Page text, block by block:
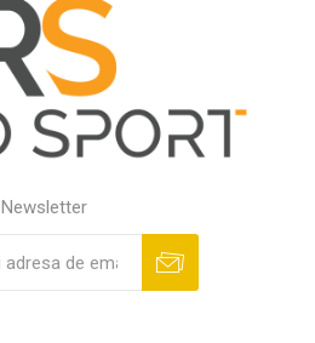
Newsletter